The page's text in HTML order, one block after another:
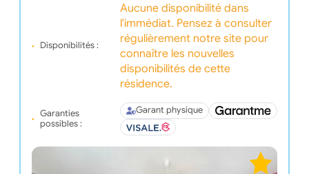
Disponibilités :
Aucune disponibilité dans
l'immédiat. Pensez à consulter
régulièrement notre site pour
connaître les nouvelles
disponibilités de cette
résidence.
Garanties
possibles :
Garant physique